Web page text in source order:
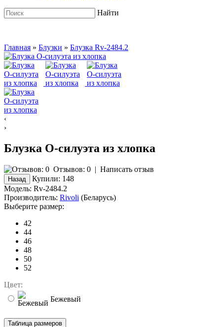
Найти
Главная » Блузки » Блузка Rv-2484.2
‹
›
Блузка О-силуэта из хлопка
Отзывов: 0 | Написать отзыв
Купили: 148
Модель: Rv-2484.2
Производитель: Rivoli (Беларусь)
Выберите размер:
42
44
46
48
50
52
Цвет:
Бежевый